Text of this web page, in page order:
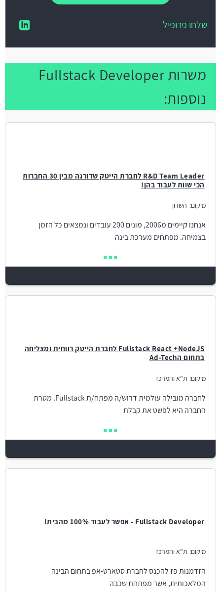
שלחו פרופיל
משרות Fullstack Developer
נוספות:
R&D Team Leader לחברת הייטק שדורגה מבין 30 החברות
הכי שוות לעבוד בהן!
מיקום: השרון
אנחנו קיימים מ2006, מונים 200 עובדים ונמצאים כל הזמן
בצמיחה. מפתחים מערכת בינה
Fullstack React +NodeJS לחברת הייטק רווחית ומצליחה
בתחום הAd-Tech
מיקום: ת"א והמרכז
לחברה מובילה עולמית דרוש/ה מפתח/ת Fullstack. מטרת
החברה היא לפשט את קבלת
Fullstack Developer - אפשר לעבוד 100% מהבית!
מיקום: ת"א והמרכז
הזדמנות פז להכנס לחברת סטארט-אפ בתחום הבינה
המלאכותית, אשר מפתחת שכבה